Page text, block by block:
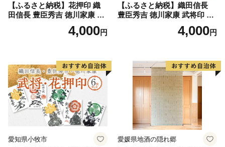
【ふるさと納税】花押印 織
田信長 豊臣秀吉 徳川家康 3
枚 セット 戦国 武将 小牧山城
墨絵 龍画師 書道アーティス
牧市 お取り寄せ 送料無料
4,000円
【ふるさと納税】織田信長
豊臣秀吉 徳川家康 武将印 3
枚 セット イラスト 戦国 武将
小牧山城 墨絵 龍画師 書道ア
愛知県 小牧市 お取り寄せ 送
4,000円
愛知県小牧市 愛媛県地酒の隠れ郷